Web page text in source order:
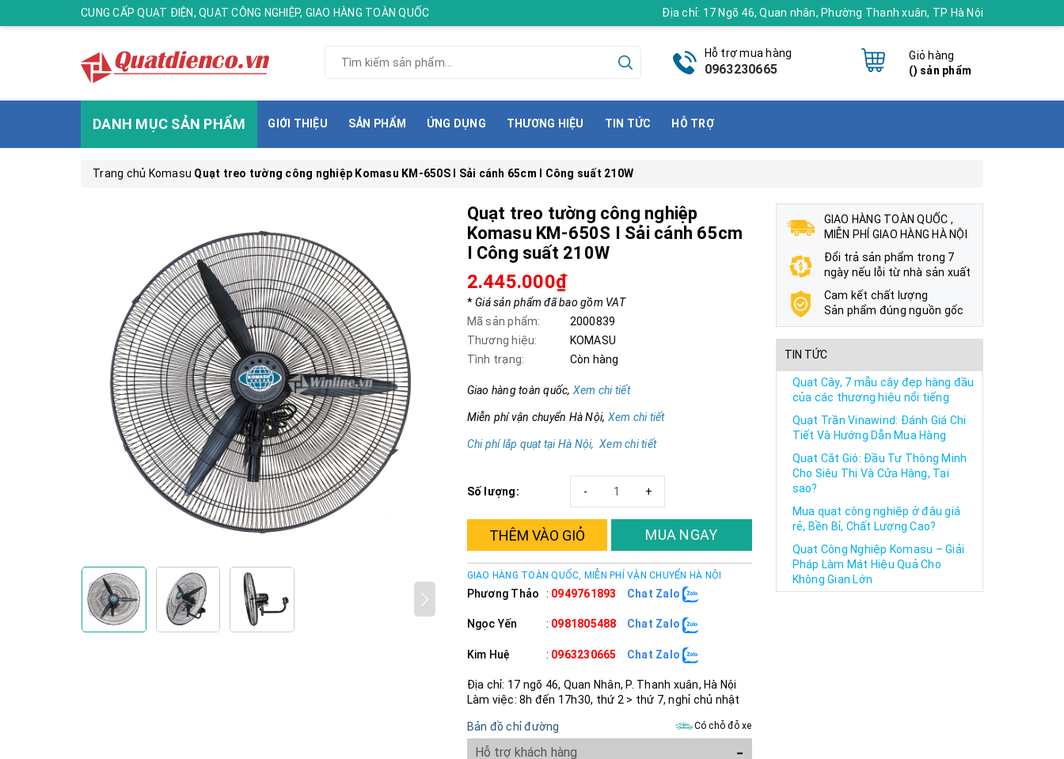
CUNG CẤP QUẠT ĐIỆN, QUẠT CÔNG NGHIỆP, GIAO HÀNG TOÀN QUỐC Địa chỉ: 17 Ngõ 46, Quan nhân, Phường Thanh xuân, TP Hà Nội
Hỗ trợ mua hàng
0963230665
Giỏ hàng
() sản phẩm
DANH MỤC SẢN PHẨM GIỚI THIỆU SẢN PHẨM ỨNG DỤNG THƯƠNG HIỆU TIN TỨC HỖ TRỢ
Trang chủ Komasu Quạt treo tường công nghiệp Komasu KM-650S I Sải cánh 65cm I Công suất 210W
Quạt treo tường công nghiệp
Komasu KM-650S I Sải cánh 65cm
I Công suất 210W
2.445.000₫
*Giá sản phẩm đã bao gồm VAT
Mã sản phẩm:
2000839
Thương hiệu:
KOMASU
Tình trạng:
Còn hàng
Giao hàng toàn quốc, Xem chi tiết
Miễn phí vận chuyển Hà Nội, Xem chi tiết
Chi phí lắp quạt tại Hà Nội, Xem chi tiết
Số lượng: +
-
THÊM VÀO GIỎ MUA NGAY
GIAO HÀNG TOÀN QUỐC, MIỄN PHÍ VẬN CHUYỂN HÀ NỘI
Phương Thảo : 0949761893 Chat Zalo
Ngọc Yến : 0981805488 Chat Zalo
Kim Huệ : 0963230665 Chat Zalo
Địa chỉ: 17 ngõ 46, Quan Nhân, P. Thanh xuân, Hà Nội
Làm việc: 8h đến 17h30, thứ 2 > thứ 7, nghỉ chủ nhật
Bản đồ chỉ đường Có chỗ đỗ xe
Hỗ trợ khách hàng -
GIAO HÀNG TOÀN QUỐC ,
MIỄN PHÍ GIAO HÀNG HÀ NỘI
Đổi trả sản phẩm trong 7
ngày nếu lỗi từ nhà sản xuất
Cam kết chất lượng
Sản phẩm đúng nguồn gốc
TIN TỨC
Quạt Cây, 7 mẫu cây đẹp hàng đầu
của các thương hiệu nổi tiếng
Quạt Trần Vinawind: Đánh Giá Chi
Tiết Và Hướng Dẫn Mua Hàng
Quạt Cắt Gió: Đầu Tư Thông Minh
Cho Siêu Thị Và Cửa Hàng, Tại
sao?
Mua quạt công nghiệp ở đâu giá
rẻ, Bền Bỉ, Chất Lượng Cao?
Quạt Công Nghiệp Komasu – Giải
Pháp Làm Mát Hiệu Quả Cho
Không Gian Lớn